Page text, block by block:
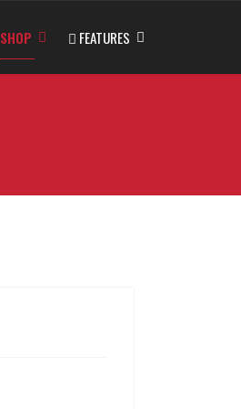
SHOP FEATURES